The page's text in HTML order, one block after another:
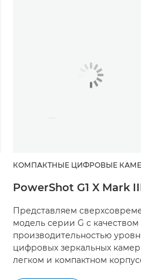
КОМПАКТНЫЕ ЦИФРОВЫЕ
PowerShot G1 X Mark
Представляем
модель серии G с качеством
производительностью
цифровых зеркальных
легком и компактном